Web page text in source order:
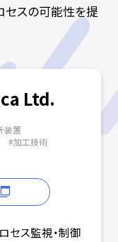
セスの可能性を提
Ltd.
装置
#加工技術
セス監視・制御